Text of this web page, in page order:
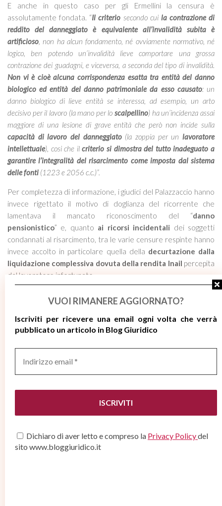
E anche in questo caso per gli Ermellini la censura è
assolutamente fondata. “Il criterio secondo cui la contrazione di
reddito del danneggiato è equivalente all’invalidità subita è
artificioso, non ha alcun fondamento, né ovviamente normativo, né
logico, ben potendo un’invalidità lieve comportare una grossa
contrazione dei guadagni, e viceversa, a seconda del tipo di invalidità.
Non vi è cioè alcuna corrispondenza esatta tra entità del danno
biologico ed entità del danno patrimoniale da esso causato: un
danno biologico di lieve entità se interessa, ad esempio, un arto
decisivo per il lavoro (la mano per loscalpellino) ha un’incidenza assai
maggiore di una lesione di grave entità che però non incide sulla
capacità di lavoro del danneggiato(la zoppia per unlavoratore
intellettuale), cosi che ilcriterio si dimostra del tutto inadeguato a
garantire l’integralità del risarcimento come imposta dal sistema
delle fonti (1223 e 2056 c.c.)”.
Per completezza di informazione, i giudici del Palazzaccio hanno
invece rigettato il motivo di doglianza del ricorrente che
lamentava il mancato riconoscimento del “danno
pensionistico” e, quanto ai ricorsi incidentali dei soggetti
condannati al risarcimento, tra le varie censure respinte hanno
invece accolto in particolare quella della decurtazione dalla
liquidazione complessiva dovuta della rendita Inail percepita
dal lavoratore infortunato.
l’accoglimento dei suddetti motivi, e rinviata alla Corte d’Appello
di Firenze, in diversa composizione, per la rivalutazione della
causa e del risarcimento dovuto alla vittima.
VUOI RIMANERE AGGIORNATO?
Iscriviti per ricevere una email ogni volta che verrà
pubblicato un articolo in Blog Giuridico
email
Dichiaro di aver letto e compreso la Privacy Policydel
sito www.bloggiuridico.it
Condividi sui Social
POTREBBERO INTERESSARTI ANCHE...